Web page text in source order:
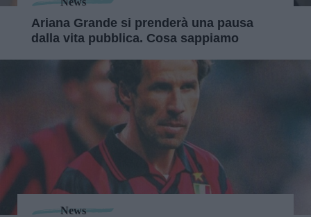
Ariana Grande si prenderà una pausa
dalla vita pubblica. Cosa sappiamo
News